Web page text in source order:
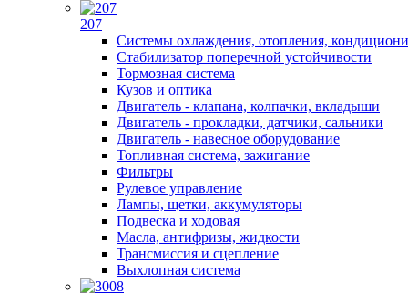
207
Системы охлаждения, отопления,
Стабилизатор поперечной устойчивости
Тормозная система
Кузов и оптика
Двигатель - клапана, колпачки, вкладыши
Двигатель - прокладки, датчики, сальники
Двигатель - навесное оборудование
Топливная система, зажигание
Фильтры
Рулевое управление
Лампы, щетки, аккумуляторы
Подвеска и ходовая
Масла, антифризы, жидкости
Трансмиссия и сцепление
Выхлопная система